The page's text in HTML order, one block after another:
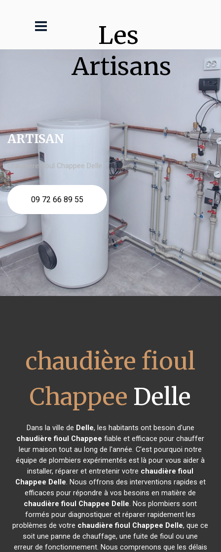
Les
Artisans
ARTISAN
chaudière fioul Chappee Delle
09 72 66 89 55
chaudière fioul
Chappee Delle
Dans la ville de Delle, les habitants ont besoin d'une
chaudière fioul Chappee fiable et efficace pour chauffer
leur maison tout au long de l'année. C'est pourquoi notre
équipe de plombiers expérimentés est là pour vous aider à
installer, réparer et entretenir votre chaudière fioul
Chappee Delle. Nous offrons des interventions rapides et
efficaces pour répondre à vos besoins en matière de
chaudière fioul Chappee Delle. Nos plombiers sont
formés pour diagnostiquer et réparer rapidement les
problèmes de votre chaudière fioul Chappee Delle, que ce
soit une panne de chauffage, une fuite de fioul ou une
erreur de fonctionnement. Nous comprenons que les délais